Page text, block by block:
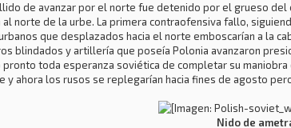
de avanzar por el norte fue detenido por el grueso
norte de la urbe. La primera contraofensiva fallo,
que desplazados hacia el norte emboscarían a la
blindados y artillería que poseía Polonia avanzaron
toda esperanza soviética de completar su
y ahora los rusos se replegarían hacia fines de agosto
Nido de